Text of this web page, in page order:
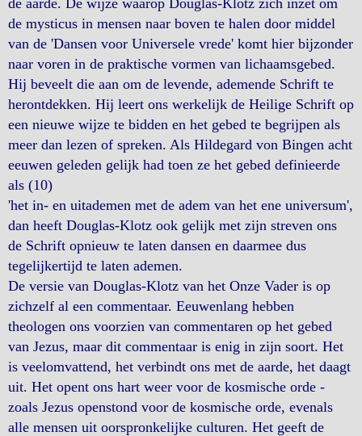
de aarde. De wijze waarop Douglas-Klotz zich inzet om
de mysticus in mensen naar boven te halen door middel
van de 'Dansen voor Universele vrede' komt hier bijzonder
naar voren in de praktische vormen van lichaamsgebed.
Hij beveelt die aan om de levende, ademende Schrift te
herontdekken. Hij leert ons werkelijk de Heilige Schrift op
een nieuwe wijze te bidden en het gebed te begrijpen als
meer dan lezen of spreken. Als Hildegard von Bingen acht
eeuwen geleden gelijk had toen ze het gebed definieerde
als (10)
'het in- en uitademen met de adem van het ene universum',
dan heeft Douglas-Klotz ook gelijk met zijn streven ons
de Schrift opnieuw te laten dansen en daarmee dus
tegelijkertijd te laten ademen.
De versie van Douglas-Klotz van het Onze Vader is op
zichzelf al een commentaar. Eeuwenlang hebben
theologen ons voorzien van commentaren op het gebed
van Jezus, maar dit commentaar is enig in zijn soort. Het
is veelomvattend, het verbindt ons met de aarde, het daagt
uit. Het opent ons hart weer voor de kosmische orde -
zoals Jezus openstond voor de kosmische orde, evenals
alle mensen uit oorspronkelijke culturen. Het geeft de